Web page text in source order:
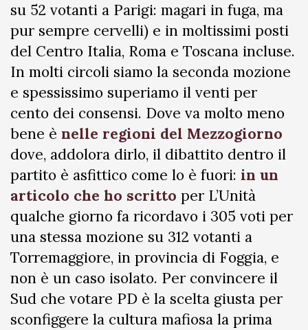
su 52 votanti a Parigi: magari in fuga, ma
pur sempre cervelli) e in moltissimi posti
del Centro Italia, Roma e Toscana incluse.
In molti circoli siamo la seconda mozione
e spessissimo superiamo il venti per
cento dei consensi. Dove va molto meno
bene è nelle regioni del Mezzogiorno
dove, addolora dirlo, il dibattito dentro il
partito è asfittico come lo è fuori: in un
articolo che ho scritto per L’Unità
qualche giorno fa ricordavo i 305 voti per
una stessa mozione su 312 votanti a
Torremaggiore, in provincia di Foggia, e
non è un caso isolato. Per convincere il
Sud che votare PD è la scelta giusta per
sconfiggere la cultura mafiosa la prima